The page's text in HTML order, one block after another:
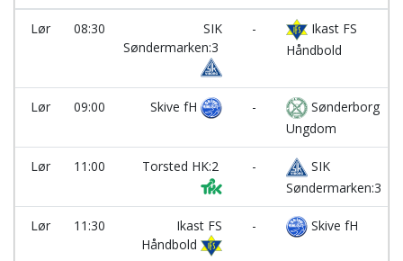
Lør 08:30
SIK
Søndermarken:3
-
Ikast FS
Håndbold
Lør 09:00 Skive fH -
Sønderborg
Ungdom
Lør 11:00 Torsted HK:2 -
SIK
Søndermarken:3
Lør 11:30
Ikast FS
Håndbold
- Skive fH